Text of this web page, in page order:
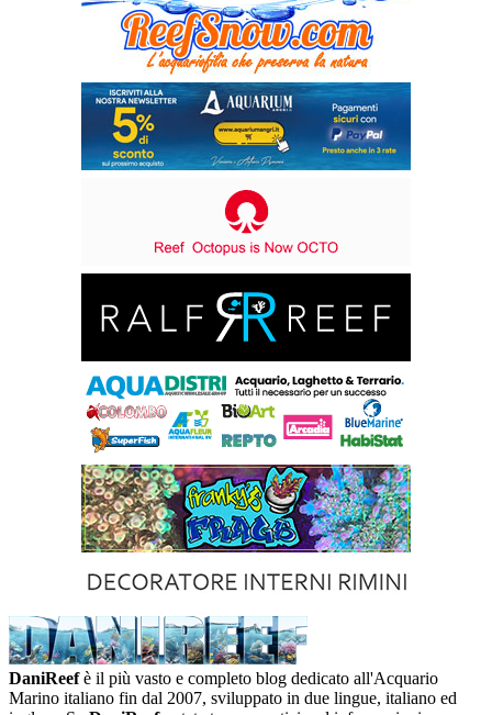
DaniReefè il più vasto e completo blog dedicato all'Acquario
Marino italiano fin dal 2007, sviluppato in due lingue, italiano ed